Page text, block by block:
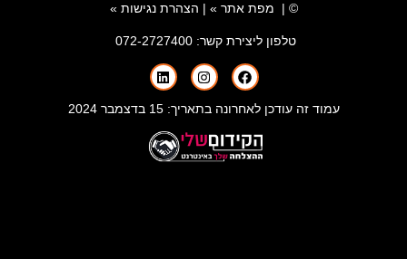
© | מפת אתר » | הצהרת נגישות »
טלפון ליצירת קשר:072-2727400
עמוד זה עודכן לאחרונה בתאריך: 15 בדצמבר 2024